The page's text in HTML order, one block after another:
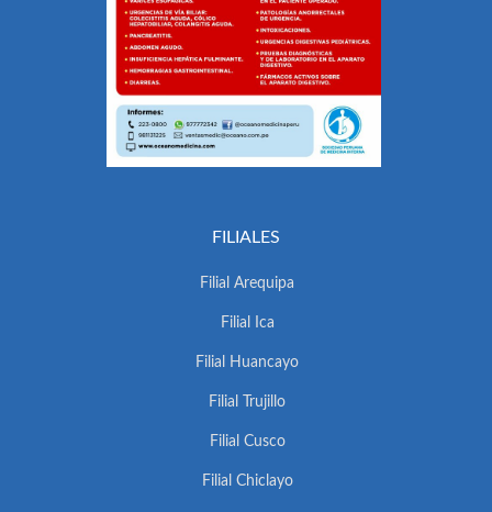
FILIALES
Filial Arequipa
Filial Ica
Filial Huancayo
Filial Trujillo
Filial Cusco
Filial Chiclayo